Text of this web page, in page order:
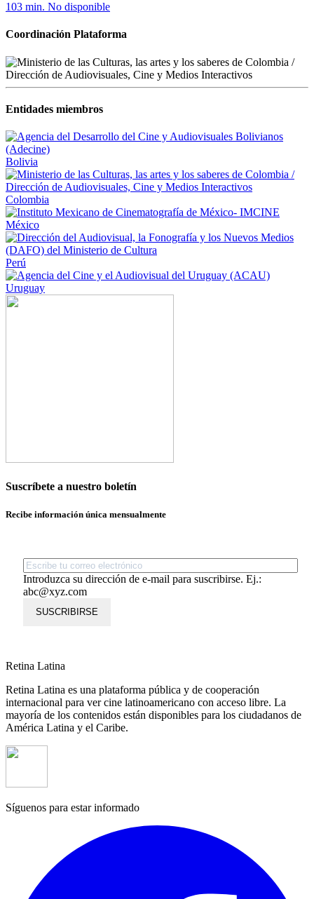
103 min. No disponible
Coordinación Plataforma
Entidades miembros
Bolivia
Colombia
México
Perú
Uruguay
Suscríbete a nuestro boletín
Recibe información única mensualmente
Introduzca su dirección de e-mail para suscribirse. Ej.:
abc@xyz.com
SUSCRIBIRSE
Retina Latina
Retina Latina es una plataforma pública y de cooperación
internacional para ver cine latinoamericano con acceso libre. La
mayoría de los contenidos están disponibles para los ciudadanos de
América Latina y el Caribe.
Síguenos para estar informado